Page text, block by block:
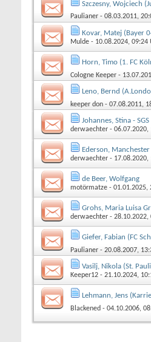
Szczesny, Wojciech
Paulianer - 08.03.2011,
Kovar, Matej (Bayer
Mulde - 10.08.2024, 09:24
Horn, Timo (1. FC
Cologne Keeper -
Leno, Bernd
keeper don - 07.08.2011,
Johannes, Stina - SGS
derwaechter - 06.07.2020,
Ederson,
derwaechter - 17.08.2020,
de Beer, Wolfgang
motörmatze - 01.01.2025,
Grohs, Maria Luisa
derwaechter - 28.10.2022,
Giefer, Fabian (FC
Paulianer - 20.08.2007,
Vasilj, Nikola (St.
Keeper12 - 21.10.2024,
Lehmann, Jens
Blackened - 04.10.2006,